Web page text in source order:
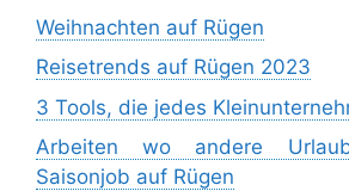
Weihnachten auf Rügen
Reisetrends auf Rügen 2023
3 Tools, die jedes
Arbeiten wo andere
Saisonjob auf Rügen